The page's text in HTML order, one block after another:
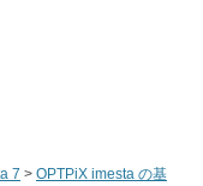
7 > OPTPiX imesta の基